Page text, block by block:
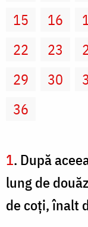
15
16
22
23
29
30
36
1. După
lung de
de coţi, înalt